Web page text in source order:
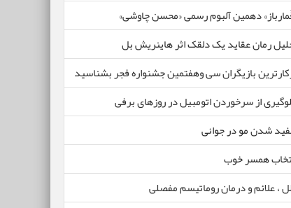
دهمین آلبوم رسمی «محسن چاوشی»
رمان عقاید یک دلقک اثر هاینریش بل
بازیگران سی وهفتمین جشنواره فجر بشناسید
از سرخوردن اتومبیل در روزهای برفی
شدن مو در جوانی
همسر خوب
، علائم و درمان روماتیسم مفصلی